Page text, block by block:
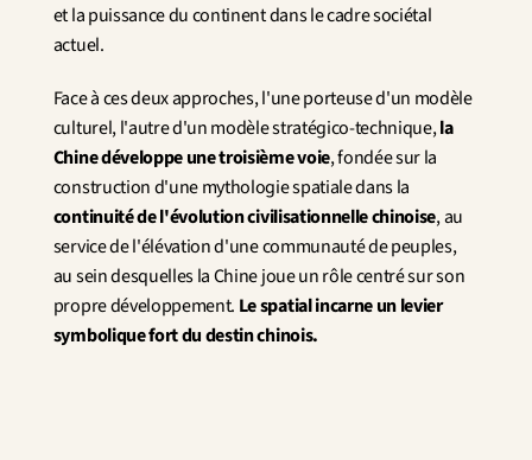
et la puissance du continent dans le cadre sociétal
actuel.
Face à ces deux approches, l'une porteuse d'un modèle
culturel, l'autre d'un modèle stratégico-technique, la
Chine développe une troisième voie, fondée sur la
continuité de l'évolution civilisationnelle chinoise, au
service de l'élévation d'une communauté de peuples,
au sein desquelles la Chine joue un rôle centré sur son
propre développement. Le spatial incarne un levier
symbolique fort du destin chinois.